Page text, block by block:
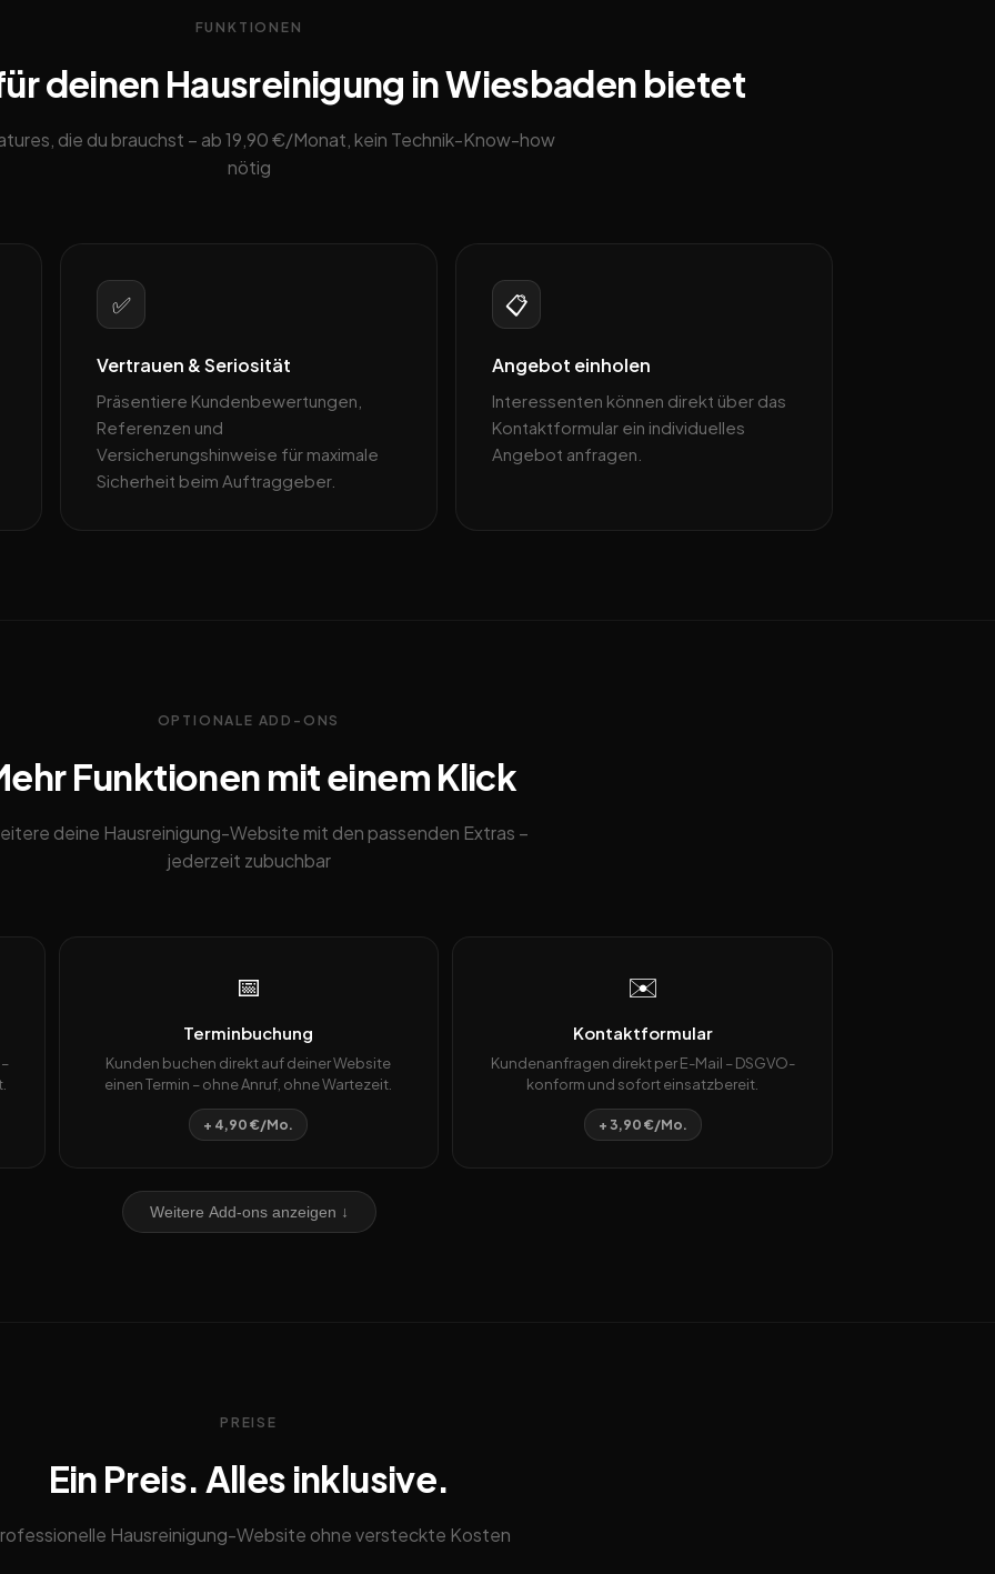
FUNKTIONEN
deinen Hausreinigung in Wiesbaden bietet
die du brauchst – ab 19,90 €/Monat, kein Technik-Know-how
nötig
✅
Vertrauen & Seriosität
Präsentiere Kundenbewertungen,
Referenzen und
Versicherungshinweise für maximale
Sicherheit beim Auftraggeber.
📋
Angebot einholen
Interessenten können direkt über das
Kontaktformular ein individuelles
Angebot anfragen.
OPTIONALE ADD-ONS
Funktionen mit einem Klick
deine Hausreinigung-Website mit den passenden Extras –
jederzeit zubuchbar
📅
Terminbuchung
Kunden buchen direkt auf deiner Website
einen Termin – ohne Anruf, ohne Wartezeit.
+ 4,90 €/Mo.
✉️
Kontaktformular
Kundenanfragen direkt per E-Mail – DSGVO-
konform und sofort einsatzbereit.
+ 3,90 €/Mo.
Weitere Add-ons anzeigen ↓
PREISE
Ein Preis. Alles inklusive.
Hausreinigung-Website ohne versteckte Kosten